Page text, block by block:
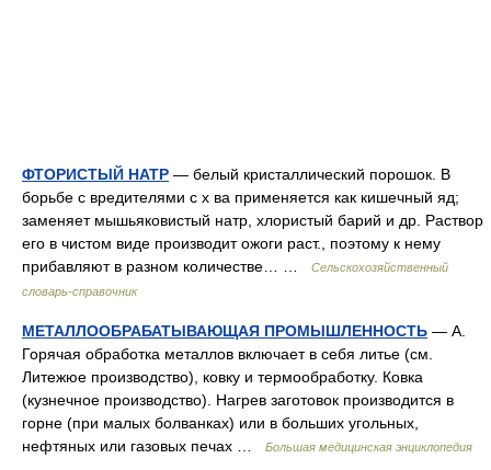
ФТОРИСТЫЙ НАТР — белый кристаллический порошок. В
борьбе с вредителями с х ва применяется как кишечный яд;
заменяет мышьяковистый натр, хлористый барий и др. Раствор
его в чистом виде производит ожоги раст., поэтому к нему
прибавляют в разном количестве… …
Сельскохозяйственный
словарь-справочник
МЕТАЛЛООБРАБАТЫВАЮЩАЯ ПРОМЫШЛЕННОСТЬ — А.
Горячая обработка металлов включает в себя литье (см.
Литежюе производство), ковку и термообработку. Ковка
(кузнечное производство). Нагрев заготовок производится в
горне (при малых болванках) или в больших угольных,
нефтяных или газовых печах …
Большая медицинская энциклопедия